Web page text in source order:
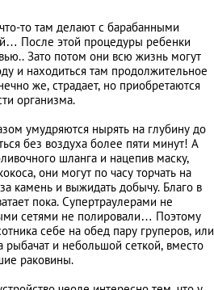
то там делают с барабанными
После этой процедуры ребенки
Зато потом они всю жизнь могут
и находиться там продолжительное
же, страдает, но приобретаются
организма.
умудряются нырять на глубину до
без воздуха более пяти минут! А
шланга и нацепив маску,
они могут по часу торчать на
камень и выжидать добычу. Благо в
пока. Супертраулерами не
сетями не полировали… Поэтому
себе на обед пару груперов, или
рыбачат и небольшой сеткой, вместо
раковины.